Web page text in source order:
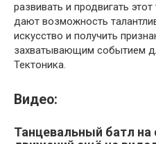
развивать и продвигать
дают возможность
искусство и получить
захватывающим событием
Тектоника.
Видео:
Танцевальный батл